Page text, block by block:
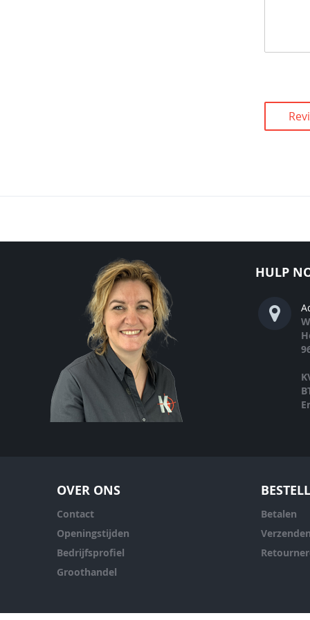
HULP
OVER ONS
Contact
Openingstijden
Bedrijfsprofiel
Groothandel
Betalen
Verzenden